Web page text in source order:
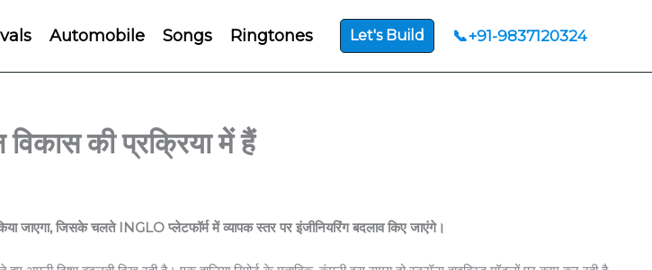
Automobile Songs Ringtones Let's Build 📞+91-9837120324
की प्रक्रिया में हैं
जिसके चलते INGLO प्लेटफॉर्म में व्यापक स्तर पर इंजीनियरिंग बदलाव किए जाएंगे।